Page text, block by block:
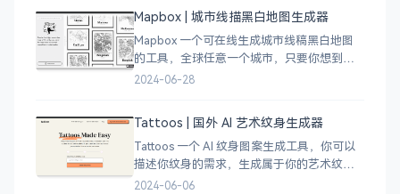
Mapbox | 城市线描黑白地图生成器
Mapbox 一个可在线生成城市线稿黑白地图
的工具，全球任意一个城市，只要你想到的
城市，直接搜索城市名称，自动生成该城市
成了
2024-06-28
Tattoos | 国外 AI 艺术纹身生成器
Tattoos 一个 AI 纹身图案生成工具，你可以
描述你纹身的需求，生成属于你的艺术纹身
图案，通过艺术表达自己，让纹身不仅仅是
2024-06-06